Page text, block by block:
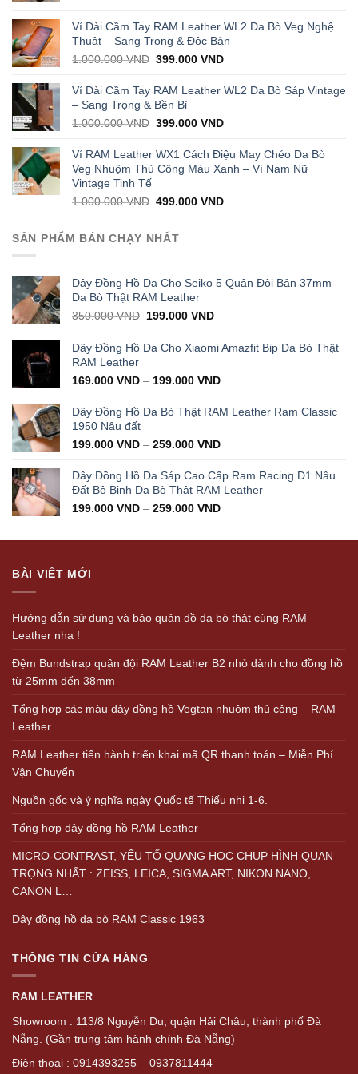
was:
1.000.000 VND.
is:
429.000 VND.
Ví Dài Cầm Tay RAM Leather WL2 Da Bò Veg Nghệ
Thuật – Sang Trọng & Độc Bản
1.000.000VND Original
was:
1.000.000 VND.
399.000VNDCurrent
is:
Ví Dài Cầm Tay RAM Leather WL2 Da Bò Sáp Vintage
– Sang Trọng & Bền Bỉ
1.000.000VND Original
was:
1.000.000 VND.
399.000VNDCurrent
is:
399.000 VND.
Ví RAM Leather WX1 Cách Điệu May Chéo Da Bò
Veg Nhuộm Thủ Công Màu Xanh – Ví Nam Nữ
Vintage Tinh Tế
1.000.000VND Original
was:
1.000.000 VND.
499.000VNDCurrent
SẢN PHẨM BÁN CHẠY NHẤT
Dây Đồng Hồ Da Cho Seiko 5 Quân Đội Bản 37mm
Da Bò Thật RAM Leather
350.000VND Original
was:
199.000VNDCurrent
is:
199.000 VND.
Dây Đồng Hồ Da Cho Xiaomi Amazfit Bip Da Bò Thật
RAM Leather
169.000 VND – 199.000 VND
Dây Đồng Hồ Da Bò Thật RAM Leather Ram Classic
1950 Nâu đất
199.000 VND – 259.000 VND
Dây Đồng Hồ Da Sáp Cao Cấp Ram Racing D1 Nâu
Đất Bộ Binh Da Bò Thật RAM Leather
199.000 VND – 259.000 VND
BÀI VIẾT MỚI
Hướng dẫn sử dụng và bảo quản đồ da bò thật cùng RAM
Leather nha !
Đệm Bundstrap quân đội RAM Leather B2 nhỏ dành cho đồng hồ
từ 25mm đến 38mm
Tổng hợp các màu dây đồng hồ Vegtan nhuộm thủ công – RAM
Leather
RAM Leather tiến hành triển khai mã QR thanh toán – Miễn Phí
Vận Chuyển
Nguồn gốc và ý nghĩa ngày Quốc tế Thiếu nhi 1-6.
Tổng hợp dây đồng hồ RAM Leather
MICRO-CONTRAST, YẾU TỐ QUANG HỌC CHỤP HÌNH QUAN
TRỌNG NHẤT : ZEISS, LEICA, SIGMA ART, NIKON NANO,
CANON L…
Dây đồng hồ da bò RAM Classic 1963
THÔNG TIN CỬA HÀNG
RAM LEATHER
Showroom : 113/8 Nguyễn Du, quận Hải Châu, thành phố Đà
Nẵng. (Gần trung tâm hành chính Đà Nẵng)
Điện thoại : 0914393255 – 0937811444